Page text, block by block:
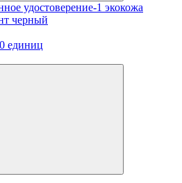
удостоверение-1 экокожа
черный
единиц